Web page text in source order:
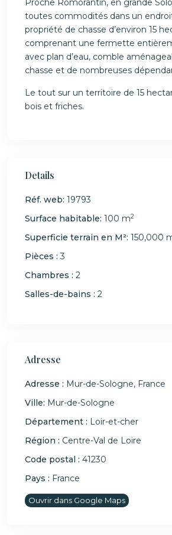
Proche Romorantin, en grande
toutes commodités dans un
propriété de chasse d’environ 15
comprenant une fermette
avec plan d’eau, comble
chasse et de nombreuses
Le tout sur un territoire de 15
bois et friches.
Details
Réf. web: 19793
Surface habitable: 100 m2
Superficie terrain en M²: 150,000
Pièces : 3
Chambres : 2
Salles-de-bains : 2
Adresse
Adresse : Mur-de-Sologne, France
Ville: Mur-de-Sologne
Département : Loir-et-cher
Région : Centre-Val de Loire
Code postal : 41230
Pays : France
Ouvrir dans Google Maps